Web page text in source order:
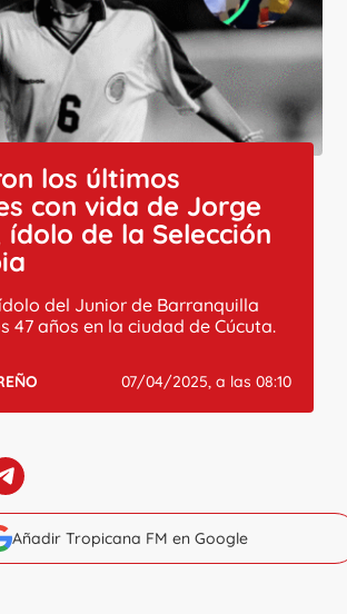
los últimos
con vida de Jorge
ídolo de la Selección
del Junior de Barranquilla
47 años en la ciudad de Cúcuta.
07/04/2025, a las 08:10
en Telegram
Añadir Tropicana FM en Google